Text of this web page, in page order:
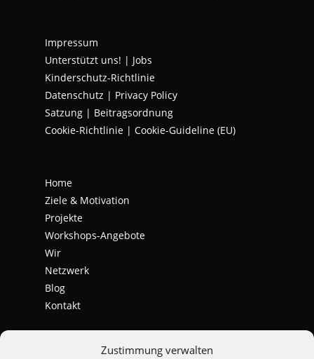
Zustimmung verwalten
tab
tab
Impressum
Unterstützt uns! | Jobs
Kinderschutz-Richtlinie
Datenschutz | Privacy Policy
Satzung | Beitragsordnung
Cookie-Richtlinie | Cookie-Guideline (EU)
Home
Ziele & Motivation
Projekte
Workshops-Angebote
Wir
Netzwerk
Blog
Kontakt